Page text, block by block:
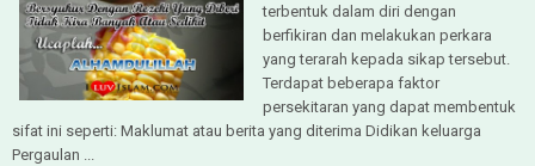
terbentuk dalam diri dengan
berfikiran dan melakukan perkara
yang terarah kepada sikap tersebut.
Terdapat beberapa faktor
persekitaran yang dapat membentuk
sifat ini seperti: Maklumat atau berita yang diterima Didikan keluarga
Pergaulan ...